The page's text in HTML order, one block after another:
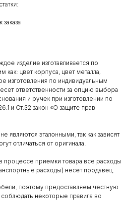
изделие изготавливается по
как: цвет корпуса, цвет металла,
изготовления по индивидуальным
ответственности за опцию выбора
и ручек при изготовлении по
и Ст.32 закон «О защите прав
являются эталонными, так как зависят
отличаться от оригинала.
процессе приемки товара все расходы
расходы) несет продавец.
поэтому предоставляем честную
некоторые правила во